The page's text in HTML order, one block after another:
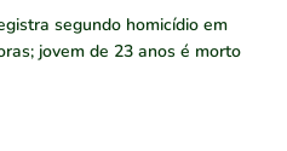
segundo homicídio em
jovem de 23 anos é morto